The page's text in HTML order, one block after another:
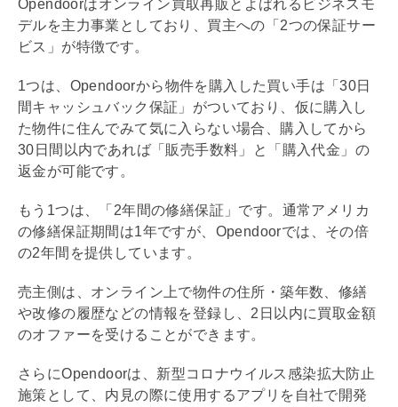
Opendoorはオンライン買取再販とよばれるビジネスモ
デルを主力事業としており、買主への「2つの保証サー
ビス」が特徴です。
1つは、Opendoorから物件を購入した買い手は「30日
間キャッシュバック保証」がついており、仮に購入し
た物件に住んでみて気に入らない場合、購入してから
30日間以内であれば「販売手数料」と「購入代金」の
返金が可能です。
もう1つは、「2年間の修繕保証」です。通常アメリカ
の修繕保証期間は1年ですが、Opendoorでは、その倍
の2年間を提供しています。
売主側は、オンライン上で物件の住所・築年数 、修繕
や改修の履歴などの情報を登録し、2日以内に買取金額
のオファーを受けることができます。
さらにOpendoorは、新型コロナウイルス感染拡大防止
施策として、 内見の際に使用するアプリを自社で開発